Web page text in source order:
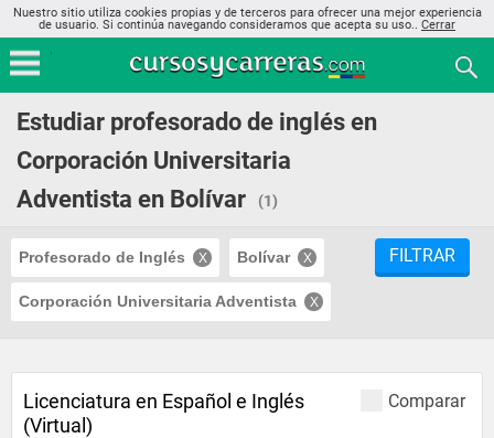
Nuestro sitio utiliza cookies propias y de terceros para ofrecer una mejor experiencia
de usuario. Si continúa navegando consideramos que acepta su uso.. Cerrar
Estudiar profesorado de inglés en
Corporación Universitaria
Adventista en Bolívar
(1)
Profesorado de Inglés Bolívar
Corporación Universitaria Adventista
FILTRAR
Comparar
Licenciatura en Español e Inglés
(Virtual)